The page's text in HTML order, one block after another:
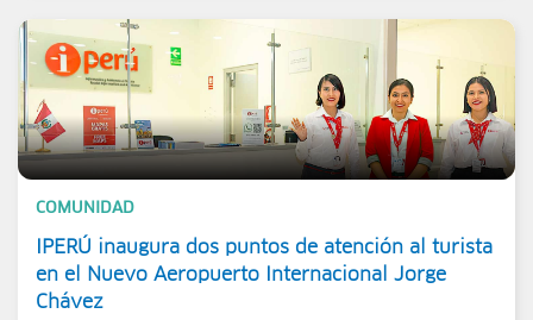
COMUNIDAD
IPERÚ inaugura dos puntos de atención al turista
en el Nuevo Aeropuerto Internacional Jorge
Chávez